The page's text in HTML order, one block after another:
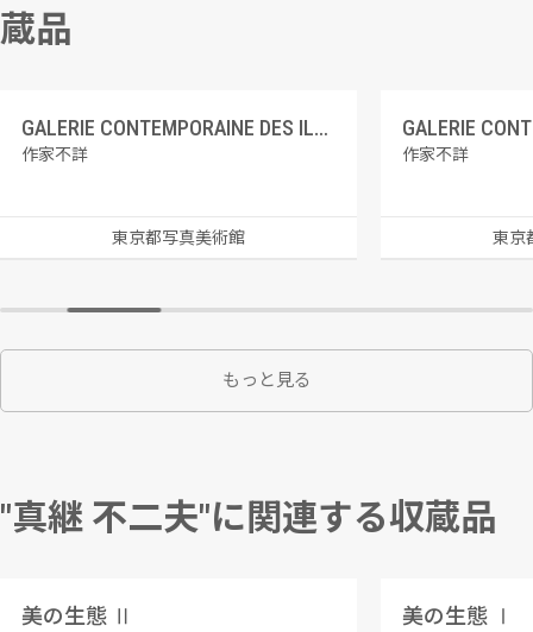
蔵品
GALERIE CONTEMPORAINE DES ILLUSTRATIONS FRANCAISES 8 フォルトゥーニ、紳士の趣味
作家不詳
東京都写真美術館
作家不詳
東京
もっと見る
"真継 不二夫"に関連する収蔵品
美の生態 Ⅱ 美の生態 Ⅰ